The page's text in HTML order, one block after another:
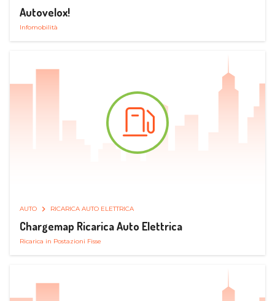
Autovelox!
Infomobilità
AUTO RICARICA AUTO ELETTRICA
Chargemap Ricarica Auto Elettrica
Ricarica in Postazioni Fisse